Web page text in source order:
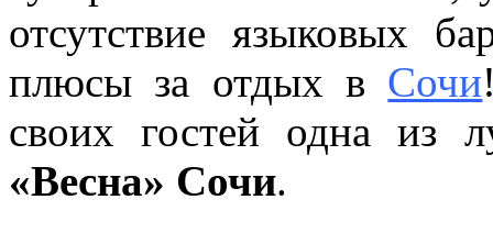
отсутствие языковых
плюсы за отдых в Сочи
своих гостей одна из
«Весна» Сочи.